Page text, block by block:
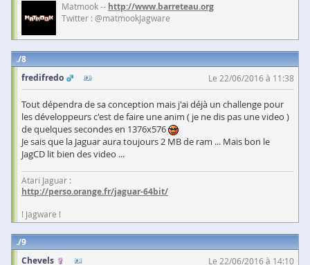
Matmook -- http://www.barreteau.org
Twitter : @matmookJagware
8
fredifredo
Le 22/06/2016 à 11:38
Tout dépendra de sa conception mais j'ai déjà un challenge pour
les développeurs c'est de faire une anim ( je ne dis pas une video )
de quelques secondes en 1376x576
Je sais que la Jaguar aura toujours 2 MB de ram ... Mais bon le
JagCD lit bien des video ...
Atari Jaguar :
http://perso.orange.fr/jaguar-64bit/
! Jagware !
9
Chevels
Le 22/06/2016 à 14:10